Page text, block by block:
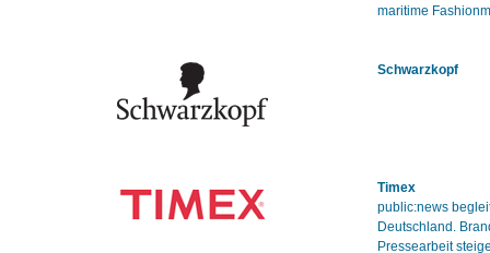
maritime
Schwarzkopf
Timex
public:news
Deutschland.
Pressearbeit